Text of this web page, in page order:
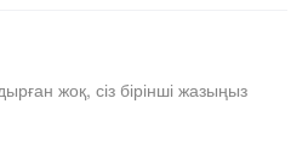
жоқ, сіз бірінші жазыңыз